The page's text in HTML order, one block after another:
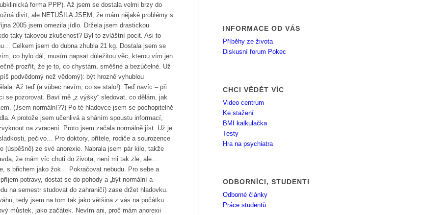
forma PPP). Až jsem se dostala velmi brzy do
divit, ale NETUŠILA JSEM, že mám nějaké problémy s
2005 jsem omezila jídlo. Držela jsem drastickou
taky takovou zkušenost? Byl to zvláštní pocit. Asi to
Celkem jsem do dubna zhubla 21 kg. Dostala jsem se
co bylo dál, musím napsat důležitou věc, kterou vím jen
prozřít, že je to, co chystám, směšné a bezúčelné. Už
podvědomý než vědomý): být hrozně vyhublou
Až teď (a vůbec nevím, co se stalo!). Teď navíc – při
se pozorovat. Baví mě „z výšky“ sledovat, co dělám, jak
(Jsem normální??) Po té hladovce jsem se pochopitelně
A protože jsem učenlivá a sháním spoustu informací,
na zvracení. Proto jsem začala normálně jíst. Už je
pečivo… Pro doktory, přítele, rodiče a sourozence
(úspěšně) ze své anorexie. Nabrala jsem pár kilo, takže
že mám víc chuti do života, není mi tak zle, ale…
s břichem jako žok… Pokračovat nebudu. Pro sebe a
potravy, dostat se do pohody a „být normální a
na semestr studovat do zahraničí) zase držet hladovku.
tedy jsem na tom tak jako většina z vás na počátku
můstek, jako začátek. Nevím ani, proč mám anorexii
INFORMACE OD VÁS
Příběhy ze života
Diskusní forum Pokec
CHCI VĚDĚT VÍC
Video centrum
Ke stažení
BMI kalkulačka
Testy
Hra na psychiatra
ODBORNÍCI, STUDENTI
Odborné články
Práce studentů